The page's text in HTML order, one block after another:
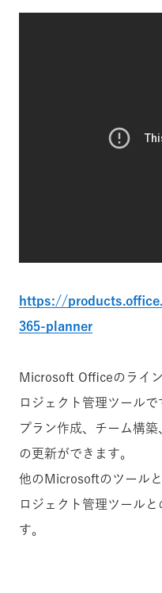
https://
365-planner
Microsoft Officeのライ
ロジェクト管理ツールで
プラン作成、チーム構
の更新ができます。
他のMicrosoftのツール
ロジェクト管理ツール
す。